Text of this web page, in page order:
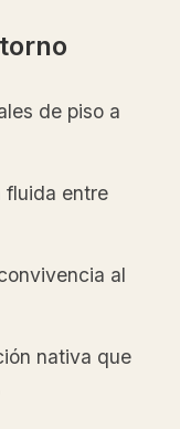
de piso a
fluida entre
al
nativa que